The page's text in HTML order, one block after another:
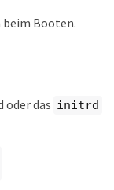
Booten.
oder das initrd